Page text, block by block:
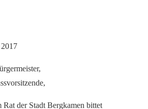
der Stadt Bergkamen bittet